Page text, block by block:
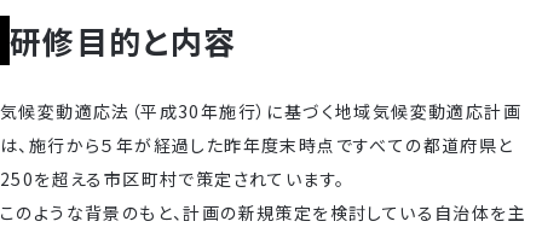
研修目的と内容
気候変動適応法（平成30年施行）に基づく地域気候変動適応計画
は、施行から５年が経過した昨年度末時点ですべての都道府県と
250を超える市区町村で策定されています。
このような背景のもと、計画の新規策定を検討している自治体を主